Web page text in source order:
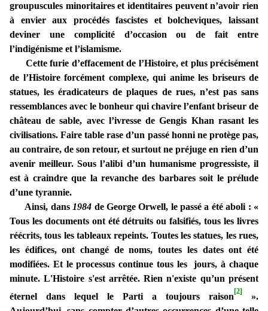
groupuscules minoritaires et identitaires peuvent n’avoir rien
à envier aux procédés fascistes et bolcheviques, laissant
deviner une complicité d’occasion ou de fait entre
l’indigénisme et l’islamisme.
Cette furie d’effacement de l’Histoire, et plus précisément
de l’Histoire forcément complexe, qui anime les briseurs de
statues, les éradicateurs de plaques de rues, n’est pas sans
ressemblances avec le bonheur qui chavire l’enfant briseur de
château de sable, avec l’ivresse de Gengis Khan rasant les
civilisations. Faire table rase d’un passé honni ne protège pas,
au contraire, de son retour, et surtout ne préjuge en rien d’un
avenir meilleur. Sous l’alibi d’un humanisme progressiste, il
est à craindre que la revanche des barbares soit le prélude
d’une tyrannie.
Ainsi, dans 1984 de George Orwell, le passé a été aboli : «
Tous les documents ont été détruits ou falsifiés, tous les livres
réécrits, tous les tableaux repeints. Toutes les statues, les rues,
les édifices, ont changé de noms, toutes les dates ont été
modifiées. Et le processus continue tous les jours, à chaque
minute. L'Histoire s'est arrêtée. Rien n'existe qu’un présent
éternel dans lequel le Parti a toujours raison [2]
».